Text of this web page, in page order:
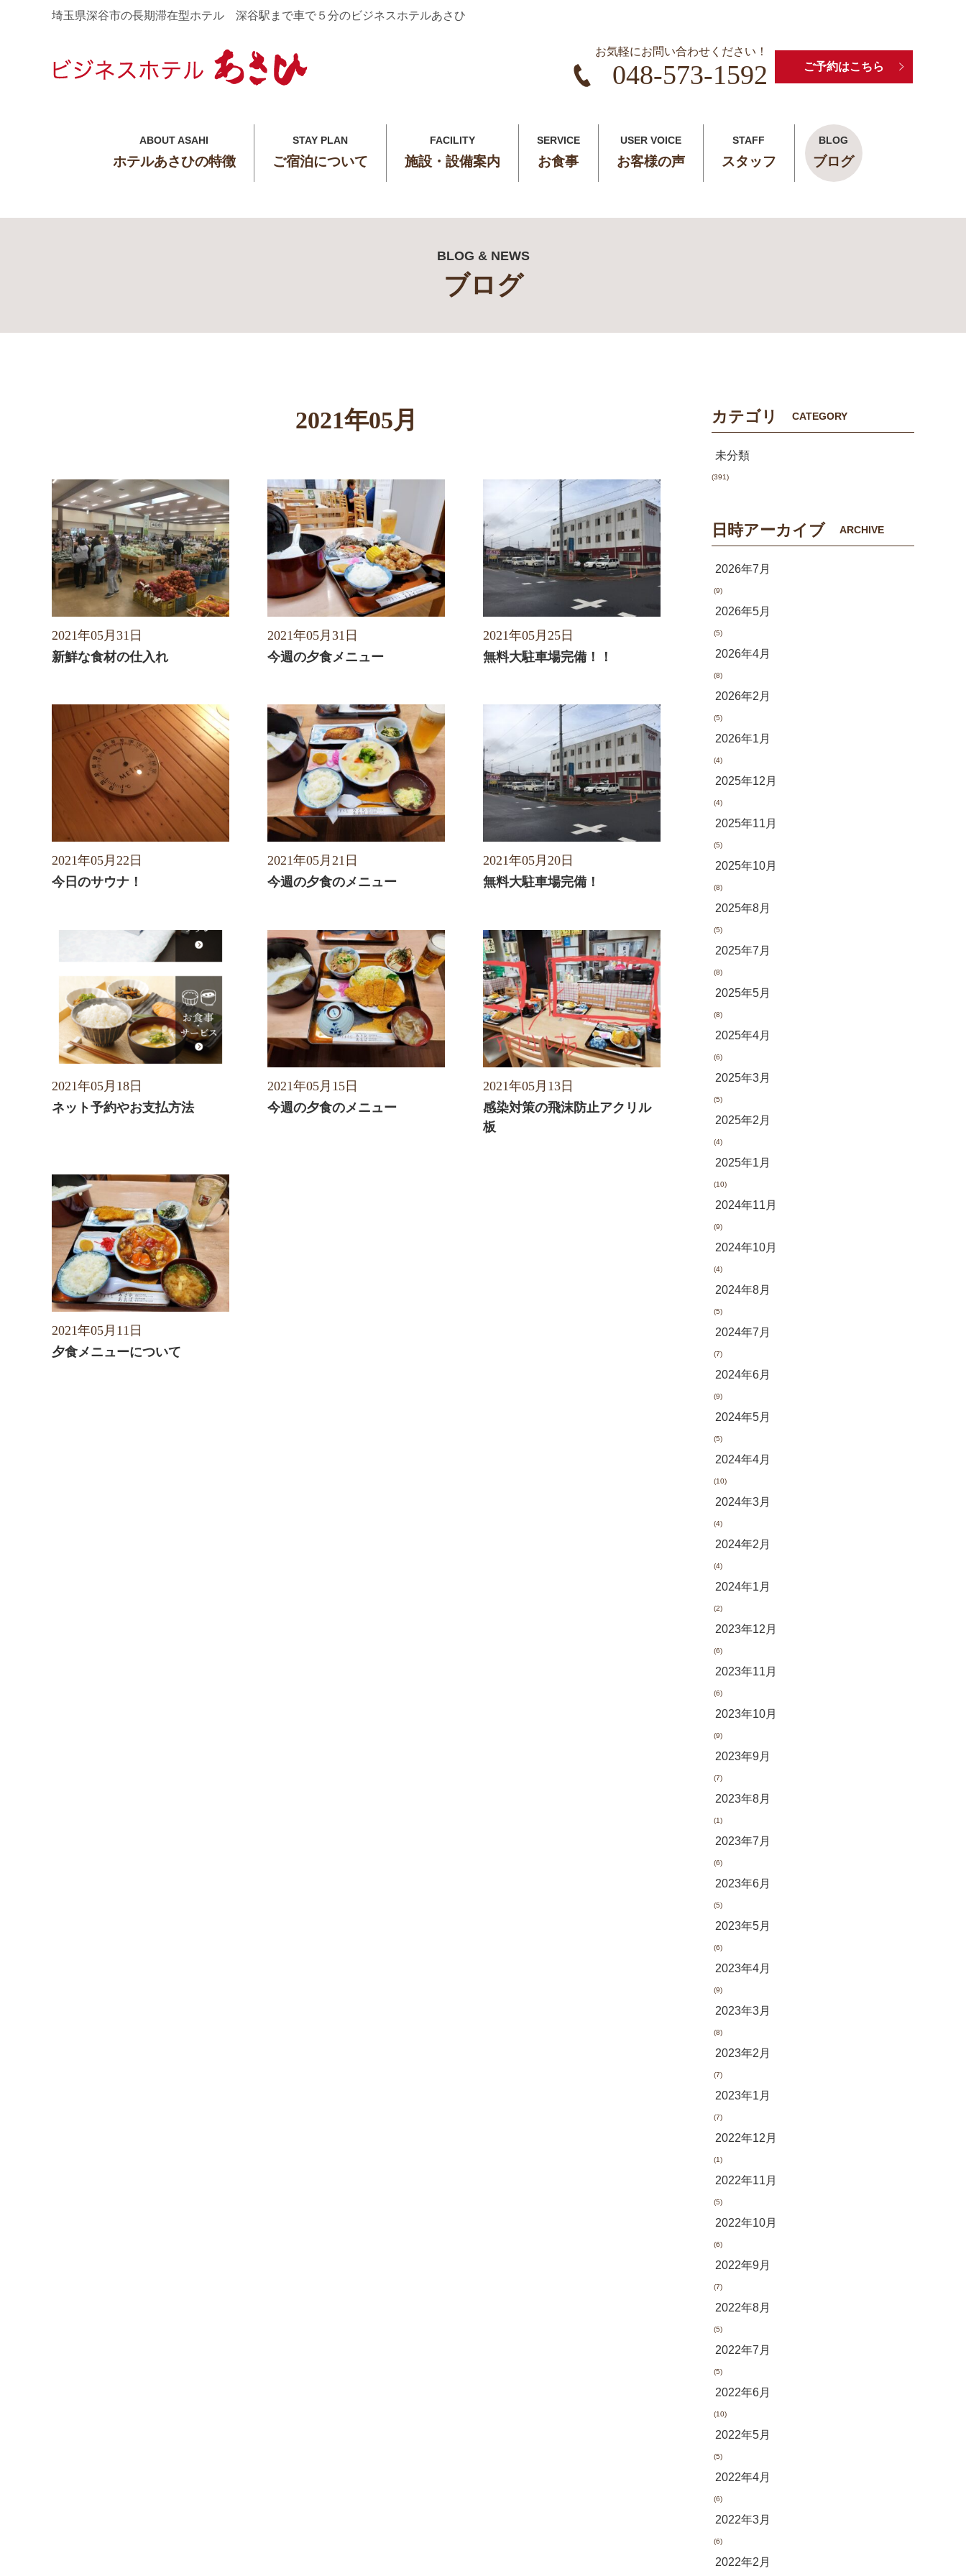
埼玉県深谷市の長期滞在型ホテル 深谷駅まで車で５分のビジネスホテルあさひ
お気軽にお問い合わせください！
048-573-1592 ご予約はこちら
ABOUT ASAHI
ホテルあさひの特徴
STAY PLAN
ご宿泊について
FACILITY
施設・設備案内
SERVICE
お食事
USER VOICE
お客様の声
STAFF
スタッフ
BLOG
ブログ
BLOG & NEWS
ブログ
2021年05月
2021年05月31日
新鮮な食材の仕入れ
2021年05月31日
今週の夕食メニュー
2021年05月25日
無料大駐車場完備！！
2021年05月22日
今日のサウナ！
2021年05月21日
今週の夕食のメニュー
2021年05月20日
無料大駐車場完備！
2021年05月18日
ネット予約やお支払方法
2021年05月15日
今週の夕食のメニュー
2021年05月13日
感染対策の飛沫防止アクリル
板
2021年05月11日
夕食メニューについて
カテゴリ CATEGORY
未分類
(391)
日時アーカイブ ARCHIVE
2026年7月
(9)
2026年5月
(5)
2026年4月
(8)
2026年2月
(5)
2026年1月
(4)
2025年12月
(4)
2025年11月
(5)
2025年10月
(8)
2025年8月
(5)
2025年7月
(8)
2025年5月
(8)
2025年4月
(6)
2025年3月
(5)
2025年2月
(4)
2025年1月
(10)
2024年11月
(9)
2024年10月
(4)
2024年8月
(5)
2024年7月
(7)
2024年6月
(9)
2024年5月
(5)
2024年4月
(10)
2024年3月
(4)
2024年2月
(4)
2024年1月
(2)
2023年12月
(6)
2023年11月
(6)
2023年10月
(9)
2023年9月
(7)
2023年8月
(1)
2023年7月
(6)
2023年6月
(5)
2023年5月
(6)
2023年4月
(9)
2023年3月
(8)
2023年2月
(7)
2023年1月
(7)
2022年12月
(1)
2022年11月
(5)
2022年10月
(6)
2022年9月
(7)
2022年8月
(5)
2022年7月
(5)
2022年6月
(10)
2022年5月
(5)
2022年4月
(6)
2022年3月
(6)
2022年2月